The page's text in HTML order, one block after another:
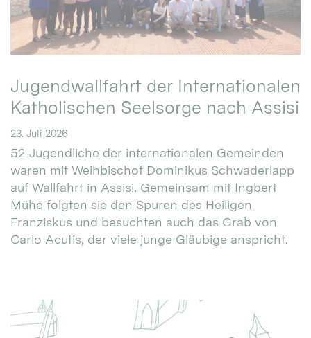
Jugendwallfahrt der Internationalen
Katholischen Seelsorge nach Assisi
23. Juli 2026
52 Jugendliche der internationalen Gemeinden
waren mit Weihbischof Dominikus Schwaderlapp
auf Wallfahrt in Assisi. Gemeinsam mit Ingbert
Mühe folgten sie den Spuren des Heiligen
Franziskus und besuchten auch das Grab von
Carlo Acutis, der viele junge Gläubige anspricht.